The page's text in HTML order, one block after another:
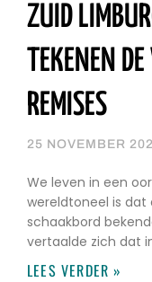
ZUID
TEKENEN
REMISES
25 NOVEMBER
We leven in een
wereldtoneel is dat
schaakbord
vertaalde zich dat
LEES VERDER »